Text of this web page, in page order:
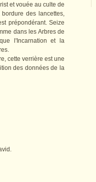
et vouée au culte de
des lancettes,
prépondérant. Seize
dans les Arbres de
l'Incarnation et la
cette verrière est une
des données de la